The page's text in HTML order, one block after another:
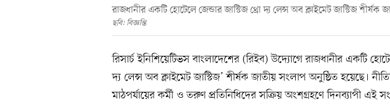
রাজধানীর একটি হোটেলে জেন্ডার জাস্টিজ থ্রো দ্য লেন্স অব ক্লাইমেট জাস্টিজ শীর্ষক
ছবি: বিজ্ঞপ্তি
রিসার্চ ইনিশিয়েটিভস বাংলাদেশের (রিইব) উদ্যোগে রাজধানীর একটি
দ্য লেন্স অব ক্লাইমেট জাস্টিজ’ শীর্ষক জাতীয় সংলাপ অনুষ্ঠিত হয়েছে।
মাঠপর্যায়ের কর্মী ও তরুণ প্রতিনিধিদের সক্রিয় অংশগ্রহণে দিনব্যাপী এই